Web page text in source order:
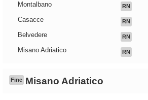
Montalbano RN
Casacce RN
Belvedere RN
Misano Adriatico RN
Fine Misano Adriatico